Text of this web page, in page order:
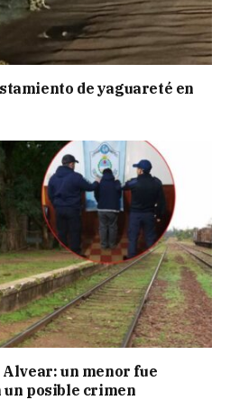
de yaguareté en
un menor fue
posible crimen